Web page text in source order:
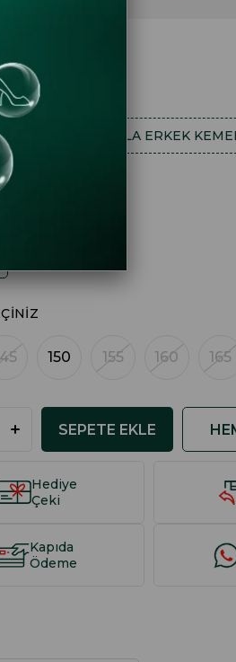
DAHA FAZLA ERKEK
150 155 160 165
Hediye
Çeki
Kapıda
Ödeme